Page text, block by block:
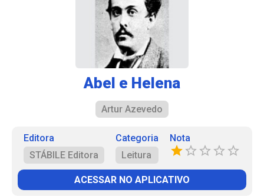
Abel e Helena
Artur Azevedo
Editora
STÁBILE Editora
Categoria
Leitura
Nota
ACESSAR NO APLICATIVO